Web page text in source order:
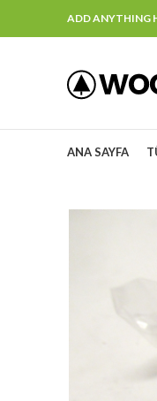
ADD ANYTHING
ANA SAYFA